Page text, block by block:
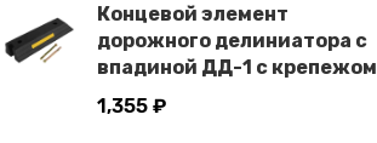
Концевой элемент
дорожного делиниатора с
впадиной ДД-1 с крепежом
1,355 ₽